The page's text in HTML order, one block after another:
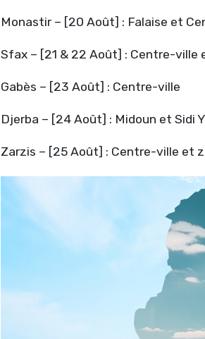
Monastir – [20 Août] : Falaise et
Sfax – [21 & 22 Août] : Centre-ville
Gabès – [23 Août] : Centre-ville
Djerba – [24 Août] : Midoun et Sidi
Zarzis – [25 Août] : Centre-ville et